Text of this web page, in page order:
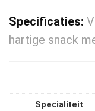
Specificaties:
hartige snack
Specialiteit